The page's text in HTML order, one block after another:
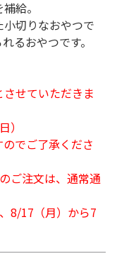
給。
切りなおやつで
るおやつです。
せていただきま
）
でご了承くださ
ご注文は、通常通
8/17（月）から7